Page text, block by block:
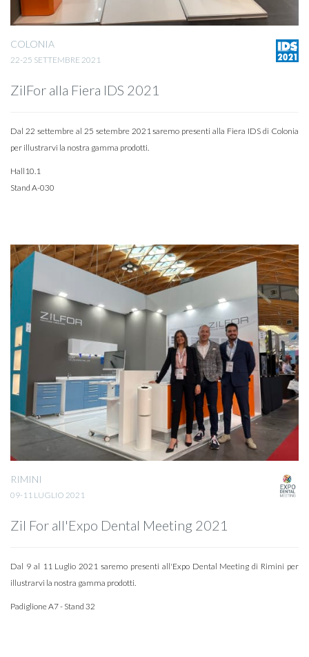
COLONIA
22-25 SETTEMBRE 2021
ZilFor alla Fiera IDS 2021
Dal 22 settembre al 25 setembre 2021 saremo presenti alla Fiera IDS di Colonia
per illustrarvi la nostra gamma prodotti.
Hall10.1
Stand A-030
RIMINI
09-11 LUGLIO 2021
Zil For all'Expo Dental Meeting 2021
Dal 9 al 11 Luglio 2021 saremo presenti all'Expo Dental Meeting di Rimini per
illustrarvi la nostra gamma prodotti.
Padiglione A7 - Stand 32